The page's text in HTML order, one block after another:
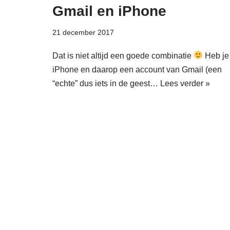
Gmail en iPhone
21 december 2017
Dat is niet altijd een goede combinatie
Heb
iPhone en daarop een account van Gmail (een
“echte” dus iets in de geest… Lees verder »